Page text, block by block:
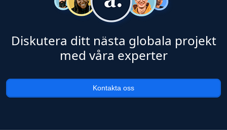
Diskutera ditt nästa globala projekt
med våra experter
Kontakta oss